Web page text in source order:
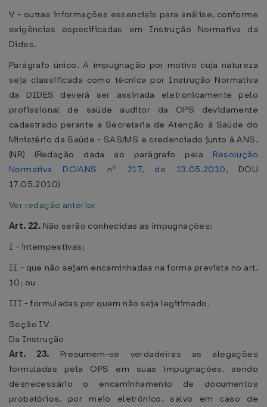
V - outras informações essenciais para análise, conforme
exigências especificadas em Instrução Normativa da
Dides.
Parágrafo único. A impugnação por motivo cuja natureza
seja classificada como técnica por Instrução Normativa
da DIDES deverá ser assinada eletronicamente pelo
profissional de saúde auditor da OPS devidamente
cadastrado perante a Secretaria de Atenção à Saúde do
Ministério da Saúde - SAS/MS e credenciado junto à ANS.
(NR) (Redação dada ao parágrafo pela Resolução
Normativa DC/ANS nº 217, de 13.05.2010, DOU
17.05.2010)
Ver redação anterior
Art. 22. Não serão conhecidas as impugnações:
I - intempestivas;
II - que não sejam encaminhadas na forma prevista no art.
10; ou
III - formuladas por quem não seja legitimado.
Seção IV
Da Instrução
Art. 23. Presumem-se verdadeiras as alegações
formuladas pela OPS em suas impugnações, sendo
desnecessário o encaminhamento de documentos
probatórios, por meio eletrônico, salvo em caso de